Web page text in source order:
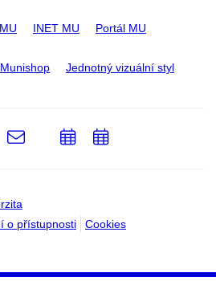
INET MU Portál MU
Munishop Jednotný vizuální styl
o přístupnosti Cookies
e-
Email
PřidatPřidat